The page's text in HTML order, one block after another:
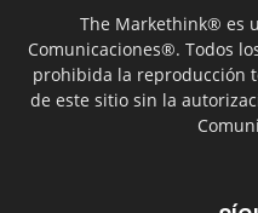
The Markethink® es
Comunicaciones®. Todos
prohibida la reproducción
de este sitio sin la